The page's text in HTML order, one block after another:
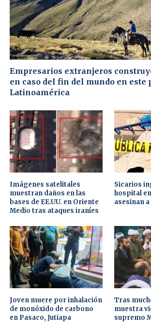
Empresarios extranjeros
en caso del fin del mundo en este
Latinoamérica
Imágenes satelitales
muestran daños en las
bases de EE.UU. en Oriente
Medio tras ataques iraníes
Sicarios
hospital
asesinan
Joven muere por inhalación
de monóxido de carbono
en Pasaco, Jutiapa
Tras
muestra
supremo